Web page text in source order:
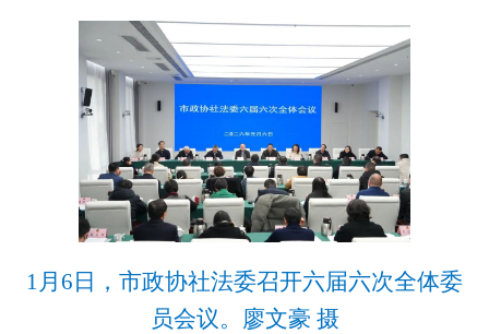
1月6日，市政协社法委召开六届六次全体委
员会议。廖文豪 摄